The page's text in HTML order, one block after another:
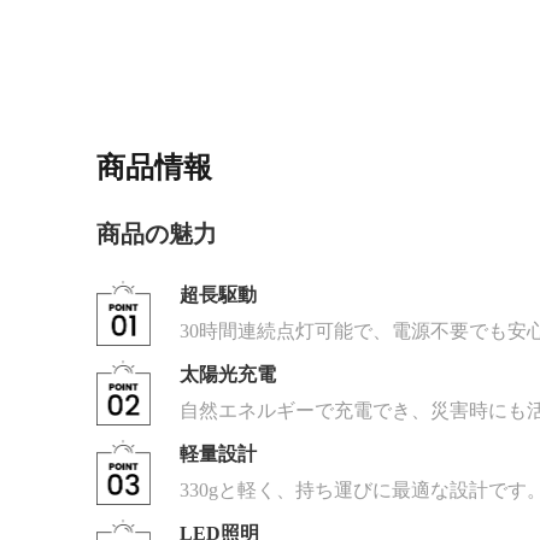
商品情報
商品の魅力
超長駆動
30時間連続点灯可能で、電源不要でも安
太陽光充電
自然エネルギーで充電でき、災害時にも
軽量設計
330gと軽く、持ち運びに最適な設計です。
LED照明